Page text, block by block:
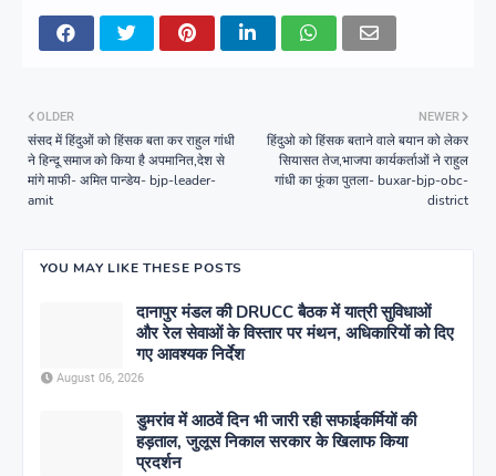
NEWER
हिंदुओ को हिंसक बताने वाले बयान को लेकर
सियासत तेज,भाजपा कार्यकर्ताओं ने राहुल
गांधी का फूंका पुतला- buxar-bjp-obc-
district
OLDER
संसद में हिंदुओं को हिंसक बता कर राहुल गांधी
ने हिन्दू समाज को किया है अपमानित,देश से
मांगे माफी- अमित पान्डेय- bjp-leader-
amit
YOU MAY LIKE THESE POSTS
दानापुर मंडल की DRUCC बैठक में यात्री सुविधाओं
और रेल सेवाओं के विस्तार पर मंथन, अधिकारियों को दिए
गए आवश्यक निर्देश
August 06, 2026
डुमरांव में आठवें दिन भी जारी रही सफाईकर्मियों की
हड़ताल, जुलूस निकाल सरकार के खिलाफ किया
प्रदर्शन